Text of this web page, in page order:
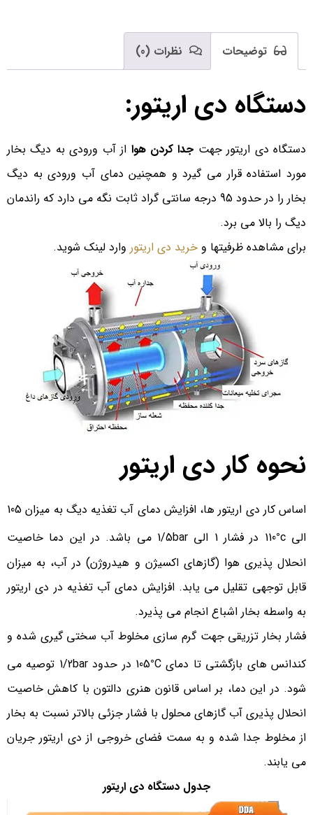
توضیحات نظرات (0)
دستگاه دی اریتور:
دستگاه دی اریتور جهت جدا كردن هوا از آب ورودی به دیگ بخار
مورد استفاده قرار می گیرد و همچنین دمای آب ورودی به دیگ
بخار را در حدود 95 درجه سانتی گراد ثابت نگه می دارد كه راندمان
دیگ را بالا می برد.
برای مشاهده ظرفیتها و خرید دی اریتور وارد لینک شوید.
نحوه کار دی اریتور
اساس كار دی اریتور ها، افزایش دمای آب تغذیه دیگ به میزان 105
الی 110 0
c در فشار 1 الی 1/5bar می باشد. در این دما خاصیت
انحلال پذیری هوا (گازهای اكسیژن و هیدروژن) در آب، به میزان
قابل توجهی تقلیل می یابد. افزایش دمای آب تغذیه در دی اریتور
به واسطه بخار اشباع انجام می پذیرد.
فشار بخار تزریقی جهت گرم سازی مخلوط آب سختی گیری شده و
كندانس های بازگشتی تا دمای 105
0
C در حدود 1/2bar توصیه می
شود. در این دما، بر اساس قانون هنری دالتون با كاهش خاصیت
انحلال پذیری آب گازهای محلول با فشار جزئی بالاتر نسبت به بخار
از مخلوط جدا شده و به سمت فضای خروجی از دی اریتور جریان
می یابند.
جدول دستگاه دی اریتور